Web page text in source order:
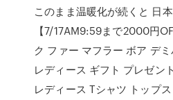
このまま温暖化が続くと 日
【7/17AM9:59まで2000円
ク ファー マフラー ボア デ
レディース ギフト プレゼン
レディース Tシャツ トップ